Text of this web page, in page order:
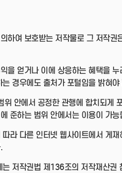
하여 보호받는 저작물로 그 저작
을 얻거나 이에 상응하는 혜택을
경우에도 출처가 포털임을 밝혀야
안에서 공정한 관행에 합치되게
준하는 범위 안에서는 이용이 가능
라 다른 인터넷 웹사이트에서 게
저작권법 제136조의 저작재산권